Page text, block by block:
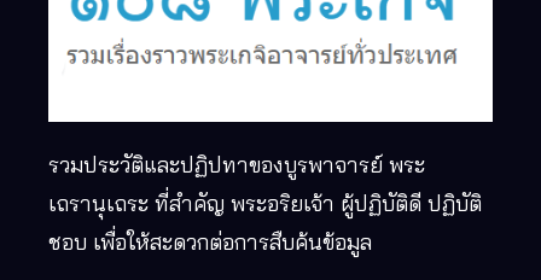
รวมประวัติและปฏิปทาของบูรพาจารย์ พระ
เถรานุเถระ ที่สำคัญ พระอริยเจ้า ผู้ปฏิบัติดี ปฏิบัติ
ชอบ เพื่อให้สะดวกต่อการสืบค้นข้อมูล